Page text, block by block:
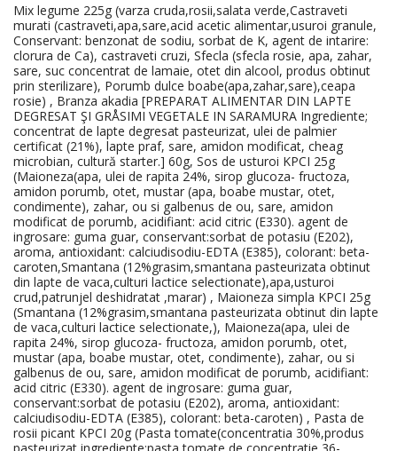
Mix legume 225g (varza cruda,rosii,salata verde,Castraveti
murati (castraveti,apa,sare,acid acetic alimentar,usuroi granule,
Conservant: benzonat de sodiu, sorbat de K, agent de intarire:
clorura de Ca), castraveti cruzi, Sfecla (sfecla rosie, apa, zahar,
sare, suc concentrat de lamaie, otet din alcool, produs obtinut
prin sterilizare), Porumb dulce boabe(apa,zahar,sare),ceapa
rosie) , Branza akadia [PREPARAT ALIMENTAR DIN LAPTE
DEGRESAT ŞI GRÅSIMI VEGETALE IN SARAMURA Ingrediente;
concentrat de lapte degresat pasteurizat, ulei de palmier
certificat (21%), lapte praf, sare, amidon modificat, cheag
microbian, cultură starter.] 60g, Sos de usturoi KPCI 25g
(Maioneza(apa, ulei de rapita 24%, sirop glucoza- fructoza,
amidon porumb, otet, mustar (apa, boabe mustar, otet,
condimente), zahar, ou si galbenus de ou, sare, amidon
modificat de porumb, acidifiant: acid citric (E330). agent de
ingrosare: guma guar, conservant:sorbat de potasiu (E202),
aroma, antioxidant: calciudisodiu-EDTA (E385), colorant: beta-
caroten,Smantana (12%grasim,smantana pasteurizata obtinut
din lapte de vaca,culturi lactice selectionate),apa,usturoi
crud,patrunjel deshidratat ,marar) , Maioneza simpla KPCI 25g
(Smantana (12%grasim,smantana pasteurizata obtinut din lapte
de vaca,culturi lactice selectionate,), Maioneza(apa, ulei de
rapita 24%, sirop glucoza- fructoza, amidon porumb, otet,
mustar (apa, boabe mustar, otet, condimente), zahar, ou si
galbenus de ou, sare, amidon modificat de porumb, acidifiant:
acid citric (E330). agent de ingrosare: guma guar,
conservant:sorbat de potasiu (E202), aroma, antioxidant:
calciudisodiu-EDTA (E385), colorant: beta-caroten) , Pasta de
rosii picant KPCI 20g (Pasta tomate(concentratia 30%,produs